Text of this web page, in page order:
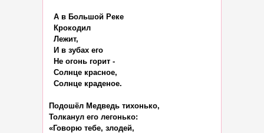
  А в Большой Реке
  Крокодил
  Лежит,
  И в зубах его
  Не огонь горит -
  Солнце красное,
  Солнце краденое.
Подошёл Медведь тихонько,
Толканул его легонько:
«Говорю тебе, злодей,